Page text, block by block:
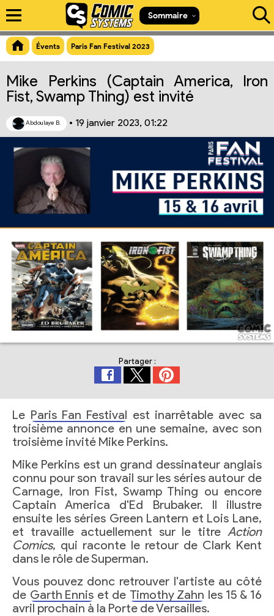
Sommaire
Évents Paris Fan Festival 2023
Mike Perkins (Captain America, Iron
Fist, Swamp Thing) est invité
Abdoulaye B. • 19 janvier 2023, 01:22
Partager :
Le Paris Fan Festival est inarrêtable avec sa
troisième annonce en une semaine, avec son
troisième invité Mike Perkins.
Mike Perkins est un grand dessinateur anglais
connu pour son travail sur les séries autour de
Carnage, Iron Fist, Swamp Thing ou encore
Captain America d'Ed Brubaker. Il illustre
ensuite les séries Green Lantern et Lois Lane,
et travaille actuellement sur le titre Action
Comics, qui raconte le retour de Clark Kent
dans le rôle de Superman.
Vous pouvez donc retrouver l'artiste au côté
de Garth Ennis et de Timothy Zahn les 15 & 16
avril prochain à la Porte de Versailles.
Aperçu du lien